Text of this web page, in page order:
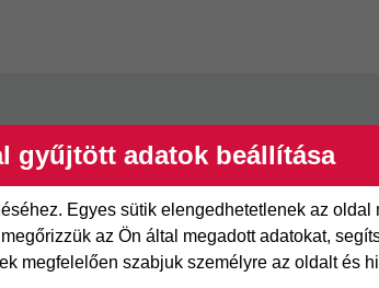
gyűjtött adatok beállítása
Egyes sütik elengedhetetlenek az oldal
az Ön által megadott adatokat,
megfelelően szabjuk személyre az oldalt és
Hitelkártya
részletfizetés
Expressz
Személyikölcsön
Cofidis Bank
adósságrendező
Mindig Kéznél